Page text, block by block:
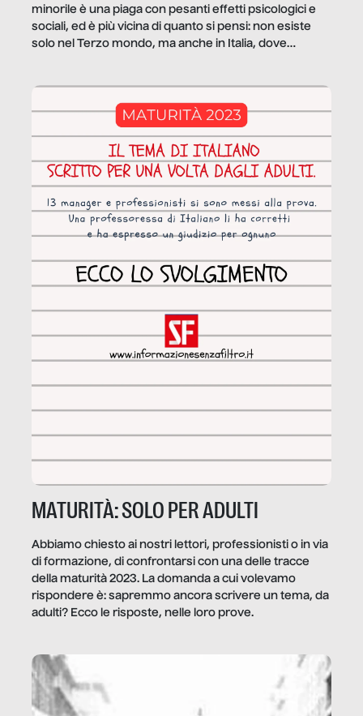
minorile è una piaga con pesanti effetti psicologici e
sociali, ed è più vicina di quanto si pensi: non esiste
solo nel Terzo mondo, ma anche in Italia, dove
MATURITÀ: SOLO PER ADULTI
Abbiamo chiesto ai nostri lettori, professionisti o in via
di formazione, di confrontarsi con una delle tracce
della maturità 2023. La domanda a cui volevamo
rispondere è: sapremmo ancora scrivere un tema, da
adulti? Ecco le risposte, nelle loro prove.